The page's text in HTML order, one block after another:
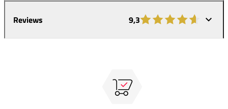
Reviews 9,3